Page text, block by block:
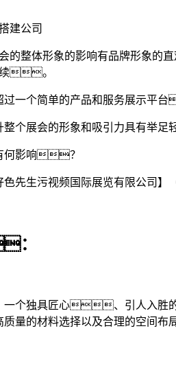
建公司
会的整体形象的影响有品牌
。
一个简单的产品和服务展示
个展会的形象和吸引力具有
何影响？
先生污视频国际展览有限公司
：
个独具匠心、引人入胜
量的材料选择以及合理的空